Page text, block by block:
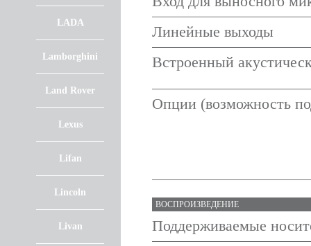
LADA
Lamborghini
Land Rover
Lexus
Lifan
Lincoln
Livan
Линейные выходы
Встроенный
Опции (возможность
ВОСПРОИЗВЕДЕНИЕ
Поддерживаемые